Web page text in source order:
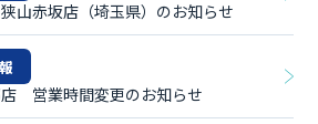
山赤坂店（埼玉県）のお知らせ
店 営業時間変更のお知らせ